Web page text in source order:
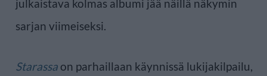
julkaistava kolmas albumi jää näillä näkymin
sarjan viimeiseksi.
Starassa on parhaillaan käynnissä lukijakilpailu,